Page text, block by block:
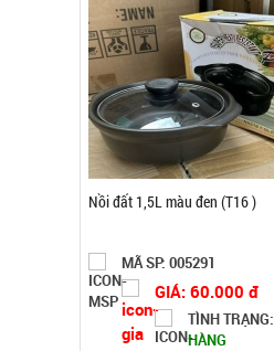
Nồi đất 1,5L màu đen (T16 )
MÃ SP: 005291
GIÁ: 60.000 đ
TÌNH TRẠNG:
HÀNG